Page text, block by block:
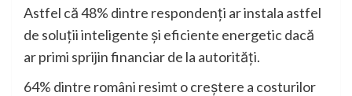
Astfel că 48% dintre respondenți ar instala astfel
de soluții inteligente și eficiente energetic dacă
ar primi sprijin financiar de la autorități.
64% dintre români resimt o creștere a costurilor